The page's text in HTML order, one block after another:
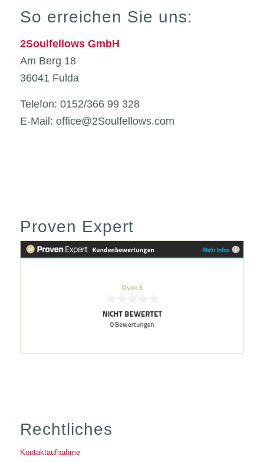
So erreichen Sie uns:
2Soulfellows GmbH
Am Berg 18
36041 Fulda
Telefon: 0152/366 99 328
E-Mail: office@2Soulfellows.com
Proven Expert
Rechtliches
Kontaktaufnahme